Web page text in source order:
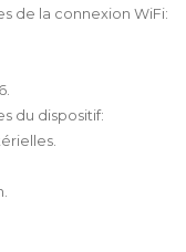
de la connexion WiFi:
du dispositif: